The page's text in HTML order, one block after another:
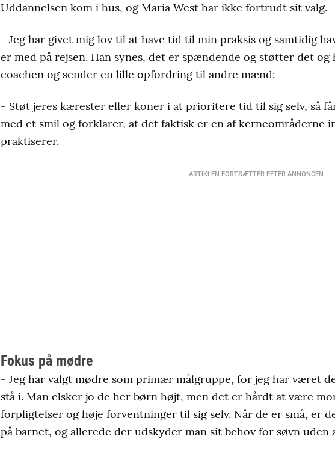
Uddannelsen kom i hus, og Maria West har ikke fortrudt sit valg.
- Jeg har givet mig lov til at have tid til min praksis og samtidig
er med på rejsen. Han synes, det er spændende og støtter det og
coachen og sender en lille opfordring til andre mænd:
- Støt jeres kærester eller koner i at prioritere tid til sig selv, så
med et smil og forklarer, at det faktisk er en af kerneområderne
praktiserer.
ARTIKLEN FORTSÆTTER EFTER ANNONCEN
Fokus på mødre
- Jeg har valgt mødre som primær målgruppe, for jeg har været
stå i. Man elsker jo de her børn højt, men det er hårdt at være
forpligtelser og høje forventninger til sig selv. Når de er små, er
på barnet, og allerede der udskyder man sit behov for søvn